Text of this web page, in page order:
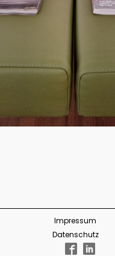
Impressum
Datenschutz